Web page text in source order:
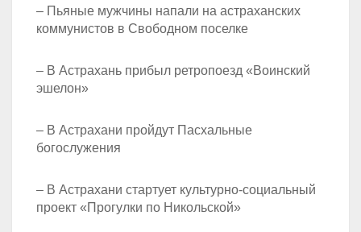
– Пьяные мужчины напали на астраханских
коммунистов в Свободном поселке
– В Астрахань прибыл ретропоезд «Воинский
эшелон»
– В Астрахани пройдут Пасхальные
богослужения
– В Астрахани стартует культурно-социальный
проект «Прогулки по Никольской»